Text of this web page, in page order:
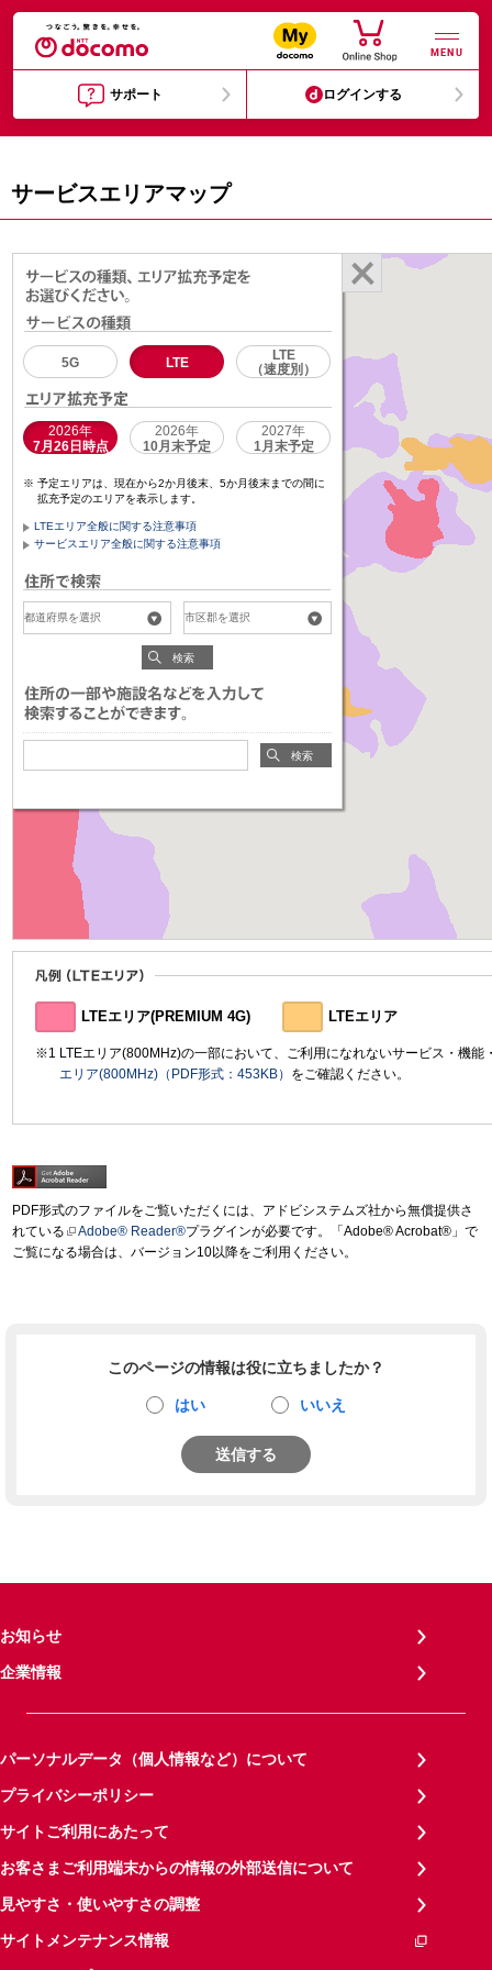
MENU
サポート ログインする
サービスエリアマップ
5G LTE
LTE
（速度別）
2026年
7月26日時点
2026年
10月末予定
2027年
1月末予定
予定エリアは、現在から2か月後末、5か月後末までの間に
拡充予定のエリアを表示します。
LTEエリア全般に関する注意事項
サービスエリア全般に関する注意事項
検索
検索
LTEエリア(PREMIUM 4G) LTEエリア
LTEエリア(800MHz)の一部において、ご利用になれないサービス・機能
エリア(800MHz)（PDF形式：453KB） をご確認ください。
PDF形式のファイルをご覧いただくには、アドビシステムズ社から無償提供さ
れている
Adobe® Reader®プラグインが必要です。「Adobe® Acrobat®」で
ご覧になる場合は、バージョン10以降をご利用ください。
このページの情報は役に立ちましたか？
はい いいえ
送信する
お知らせ
企業情報
パーソナルデータ（個人情報など）について
プライバシーポリシー
サイトご利用にあたって
お客さまご利用端末からの情報の外部送信について
見やすさ・使いやすさの調整
サイトメンテナンス情報